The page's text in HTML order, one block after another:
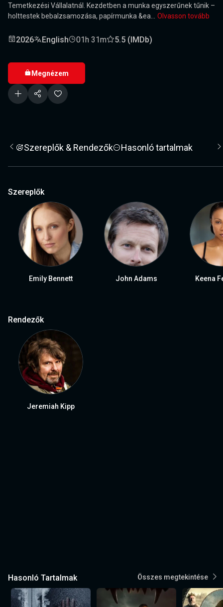
Temetkezési Vállalatnál. Kezdetben a munka egyszerűnek tűnik –
holttestek bebalzsamozása, papírmunka &ea... Olvasson tovább
2026 English 01h 31m 5.5 (IMDb)
Megnézem
Szereplők & Rendezők Hasonló tartalmak
Szereplők
Emily Bennett John Adams Keena
Rendezők
Jeremiah Kipp
Hasonló Tartalmak Összes megtekintése